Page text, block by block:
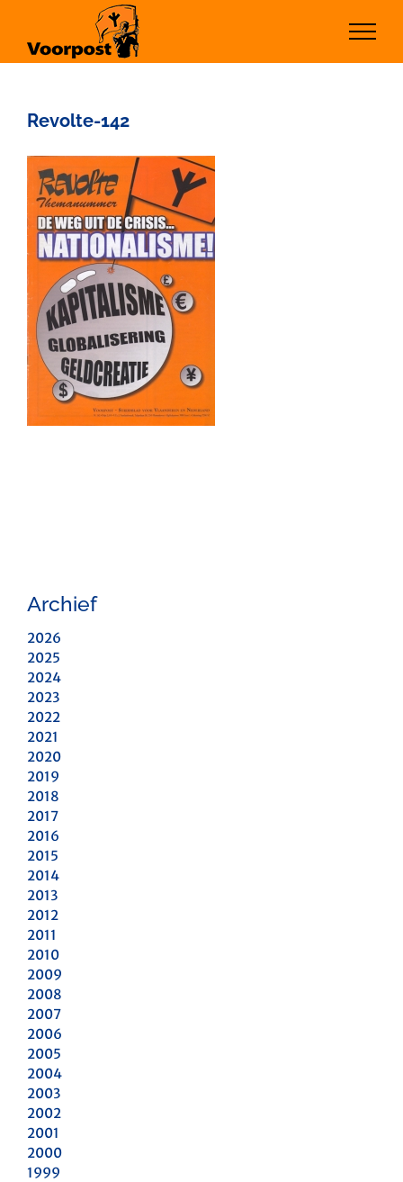
inhoud
Revolte-142
Archief
2026
2025
2024
2023
2022
2021
2020
2019
2018
2017
2016
2015
2014
2013
2012
2011
2010
2009
2008
2007
2006
2005
2004
2003
2002
2001
2000
1999